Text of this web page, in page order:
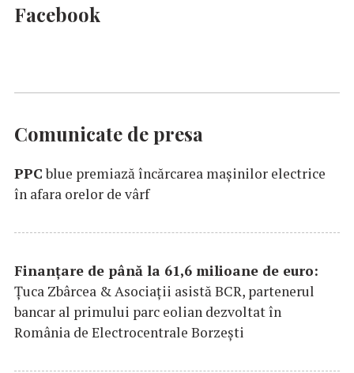
Facebook
Comunicate de presa
PPCblue premiază încărcarea maşinilor electrice
în afara orelor de vârf
Finanțare de până la 61,6 milioane de euro:
Țuca Zbârcea & Asociații asistă BCR, partenerul
bancar al primului parc eolian dezvoltat în
România de Electrocentrale Borzești